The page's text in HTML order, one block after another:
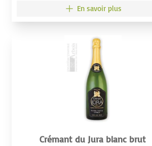
En savoir plus
Crémant du Jura blanc brut